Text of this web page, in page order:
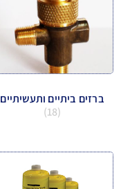
ברזים ביתיים ותעשיתיים
(18)